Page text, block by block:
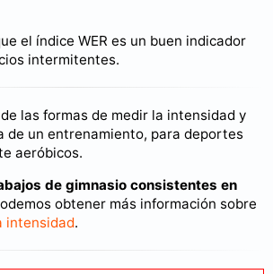
el índice WER es un buen indicador
intermitentes.
las formas de medir la intensidad y
de un entrenamiento, para deportes
aeróbicos.
de gimnasio consistentes en
obtener más información sobre
intensidad.